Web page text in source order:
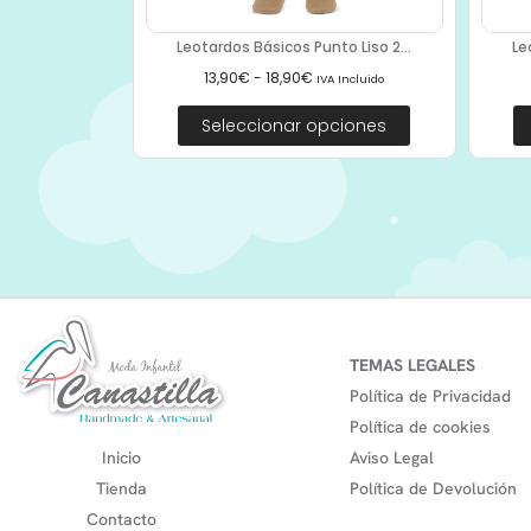
Leotardos Básicos Punto Liso 2...
13,90€ - 18,90€ IVA Incluido
Seleccionar opciones
Inicio
Tienda
Contacto
TEMAS LEGALES
Política de Privacidad
Política de cookies
Aviso Legal
Política de Devolución